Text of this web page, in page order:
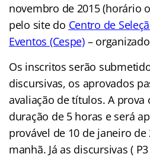
novembro de 2015 (horário
pelo site do Centro de
Eventos (Cespe) –
Os inscritos serão
discursivas, os aprovados
avaliação de títulos. A prova
duração de 5 horas e será
provável de 10 de janeiro
manhã. Já as discursivas (